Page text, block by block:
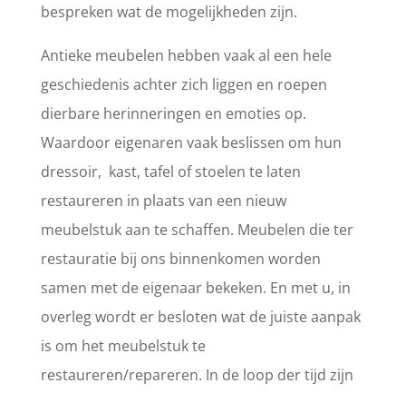
bespreken wat de mogelijkheden zijn.
Antieke meubelen hebben vaak al een hele
geschiedenis achter zich liggen en roepen
dierbare herinneringen en emoties op.
Waardoor eigenaren vaak beslissen om hun
dressoir, kast, tafel of stoelen te laten
restaureren in plaats van een nieuw
meubelstuk aan te schaffen. Meubelen die ter
restauratie bij ons binnenkomen worden
samen met de eigenaar bekeken. En met u, in
overleg wordt er besloten wat de juiste aanpak
is om het meubelstuk te
restaureren/repareren. In de loop der tijd zijn